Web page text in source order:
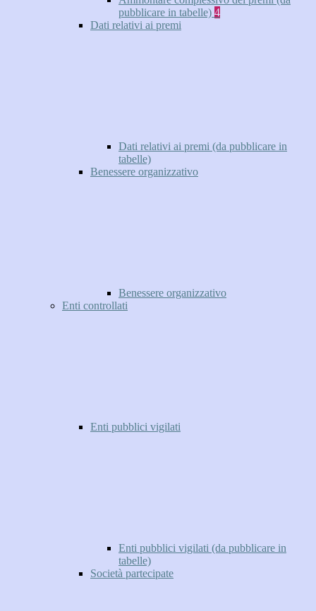
pubblicare in tabelle) 4
Dati relativi ai premi
Dati relativi ai premi (da pubblicare in
tabelle)
Benessere organizzativo
Benessere organizzativo
Enti controllati
Enti pubblici vigilati
Enti pubblici vigilati (da pubblicare in
tabelle)
Società partecipate